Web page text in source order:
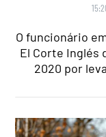
O funcionário
El Corte Inglés
2020 por